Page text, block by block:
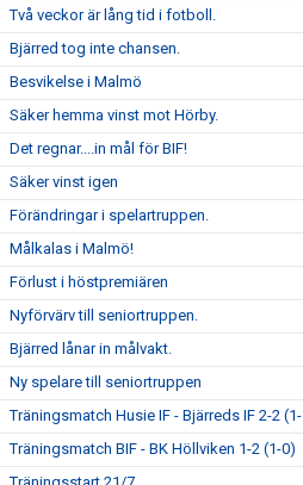
Två veckor är lång tid i fotboll.
Bjärred tog inte chansen.
Besvikelse i Malmö
Säker hemma vinst mot Hörby.
Det regnar....in mål för BIF!
Säker vinst igen
Förändringar i spelartruppen.
Målkalas i Malmö!
Förlust i höstpremiären
Nyförvärv till seniortruppen.
Bjärred lånar in målvakt.
Ny spelare till seniortruppen
Träningsmatch Husie IF - Bjärreds IF 2-2
Träningsmatch BIF - BK Höllviken 1-2 (1-0)